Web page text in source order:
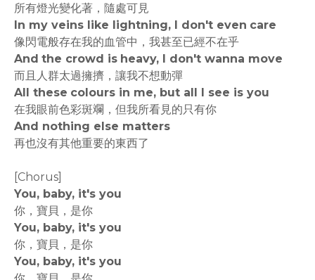
所有燈光變化著，隨處可見
In my veins like lightning, I don't even care
像閃電般存在我的血管中，我甚至已經不在乎
And the crowd is heavy, I don't wanna move
而且人群太過擁擠，讓我不想動彈
All these colours in me, but all I see is you
在我眼前色彩斑斕，但我所看見的只有你
And nothing else matters
再也沒有其他重要的東西了
[Chorus]
You, baby, it's you
你，寶貝，是你
You, baby, it's you
你，寶貝，是你
You, baby, it's you